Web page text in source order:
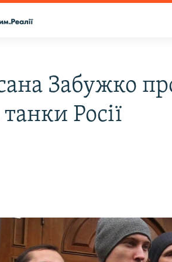
Забужко
Росії